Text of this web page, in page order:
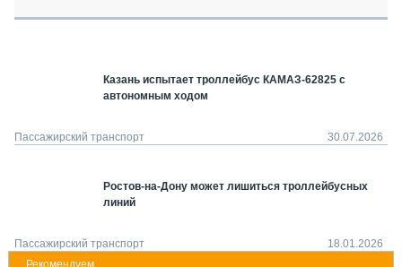
СТАТЬИ ПО КАТЕГОРИЯМ ТЕХНИКИ
Казань испытает троллейбус КАМАЗ-62825 с
автономным ходом
Пассажирский транспорт 30.07.2026
Ростов-на-Дону может лишиться троллейбусных
линий
Пассажирский транспорт 18.01.2026